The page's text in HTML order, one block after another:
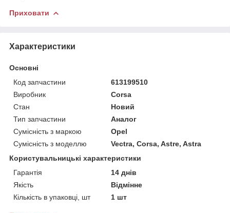
Приховати
Характеристики
Основні
Код запчастини
613199510
Виробник
Corsa
Стан
Новий
Тип запчастини
Аналог
Сумісність з маркою
Opel
Сумісність з моделлю
Vectra, Corsa, Astre, Astra
Користувальницькі характеристики
Гарантія
14 днів
Якість
Відмінне
Кількість в упаковці, шт
1 шт